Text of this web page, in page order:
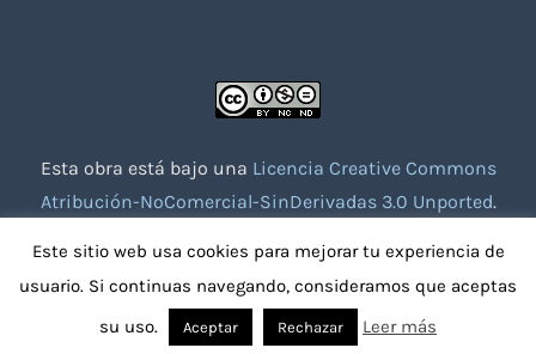
Esta obra está bajo una Licencia Creative Commons
Atribución-NoComercial-SinDerivadas 3.0 Unported.
Este sitio web usa cookies para mejorar tu experiencia de
usuario. Si continuas navegando, consideramos que aceptas
su uso.
Aceptar Rechazar Leer más